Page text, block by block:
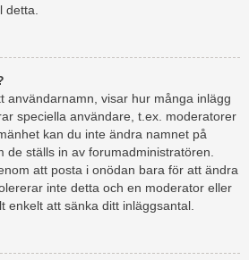
användarnamn, visar hur många inlägg
speciella användare, t.ex. moderatorer
kan du inte ändra namnet på
de ställs in av forumadministratören.
att posta i onödan bara för att ändra
inte detta och en moderator eller
enkelt att sänka ditt inläggsantal.